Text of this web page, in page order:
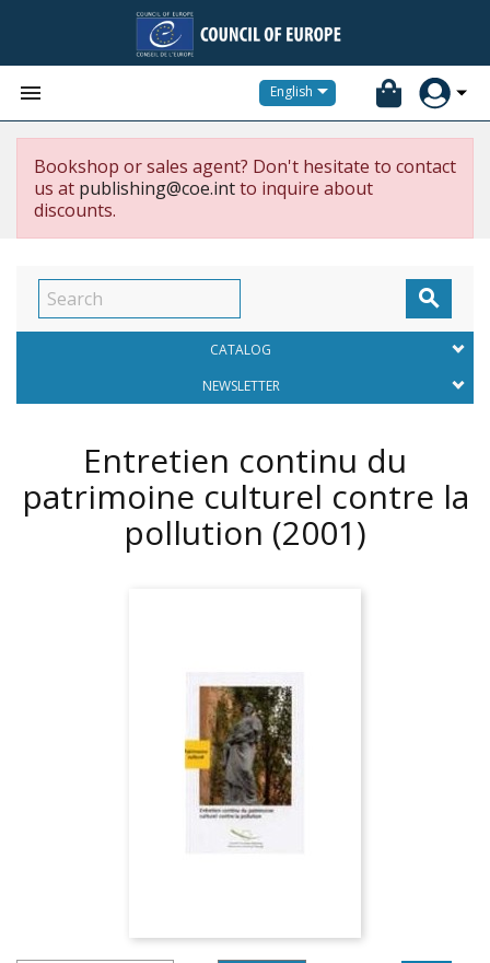
 English
Bookshop or sales agent? Don't hesitate to contact
us at publishing@coe.intto inquire about
discounts.

CATALOG
NEWSLETTER
Entretien continu du
patrimoine culturel contre la
pollution (2001)